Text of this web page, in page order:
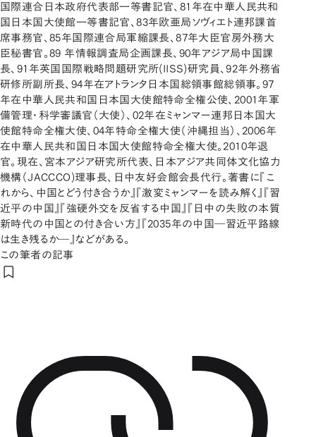
国際連合日本政府代表部一等書記官、81年在中華人民共和
国日本国大使館一等書記官、83年欧亜局ソヴィエト連邦課首
席事務官、85年国際連合局軍縮課長、87年大臣官房外務大
臣秘書官。89 年情報調査局企画課長、90年アジア局中国課
長、91年英国国際戦略問題研究所(IISS)研究員、92年外務省
研修所副所長、94年在アトランタ日本国総領事館総領事。97
年在中華人民共和国日本国大使館特命全権公使、2001年軍
備管理・科学審議官（大使）、02年在ミャンマー連邦日本国大
使館特命全権大使、04年特命全権大使（沖縄担当）、2006年
在中華人民共和国日本国大使館特命全権大使。2010年退
官。現在、宮本アジア研究所代表、日本アジア共同体文化協力
機構（JACCCO)理事長、日中友好会館会長代行。著書に『こ
れから、中国とどう付き合うか』『激変ミャンマーを読み解く』『習
近平の中国』『強硬外交を反省する中国』『日中の失敗の本質
新時代の中国との付き合い方』『2035年の中国―習近平路線
は生き残るか―』などがある。
この筆者の記事